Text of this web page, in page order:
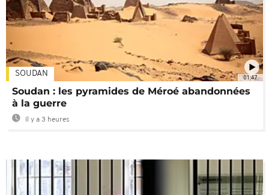
01:47
SOUDAN
Soudan : les pyramides de Méroé abandonnées
à la guerre
Il y a 3 heures